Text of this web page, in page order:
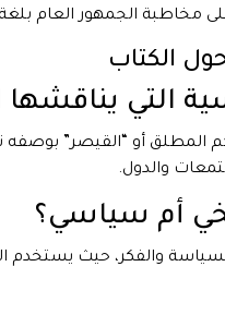
على مخاطبة الجمهور العام
الكتاب
التي يناقشها
المطلق أو “القيصر” بوصفه
والدول.
أم سياسي؟
والفكر، حيث يستخدم